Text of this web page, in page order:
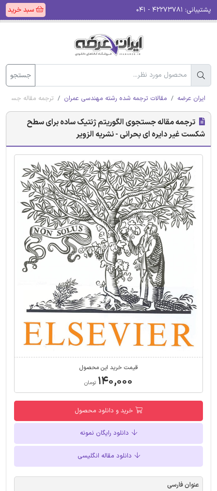
پشتیبانی: سبد خرید
جستجو
ایران عرضه مقالات ترجمه شده رشته مهندسی عمران ترجمه مقاله
ترجمه مقاله جستجوی الگوریتم ژنتیک ساده برای سطح
شکست غیر دایره ای بحرانی - نشریه الزویر
قیمت خرید این محصول
۱۴۰,۰۰۰ تومان
خرید و دانلود محصول
دانلود رایگان نمونه
دانلود مقاله انگلیسی
عنوان فارسی